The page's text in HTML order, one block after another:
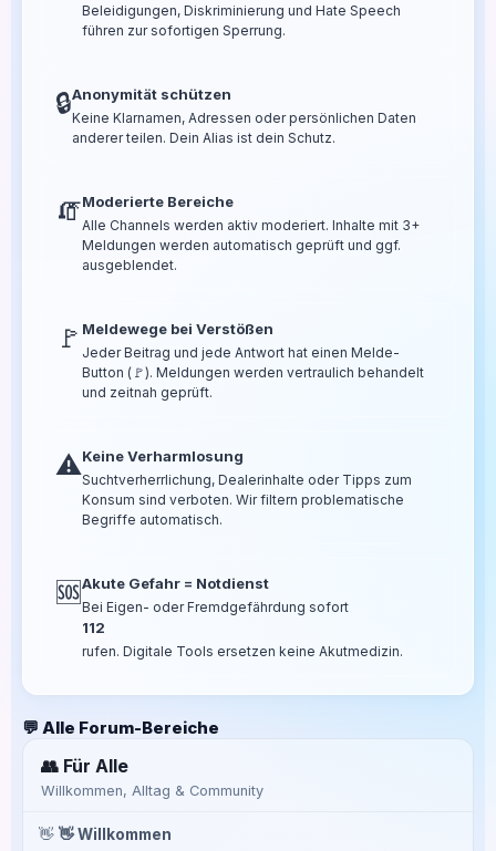
Beleidigungen, Diskriminierung und Hate Speech
führen zur sofortigen Sperrung.
🔒Anonymität schützen
Keine Klarnamen, Adressen oder persönlichen Daten
anderer teilen. Dein Alias ist dein Schutz.
🧯Moderierte Bereiche
Alle Channels werden aktiv moderiert. Inhalte mit 3+
Meldungen werden automatisch geprüft und ggf.
ausgeblendet.
🚩 Meldewege bei Verstößen
Jeder Beitrag und jede Antwort hat einen Melde-
Button (🚩). Meldungen werden vertraulich behandelt
und zeitnah geprüft.
⚠️Keine Verharmlosung
Suchtverherrlichung, Dealerinhalte oder Tipps zum
Konsum sind verboten. Wir filtern problematische
Begriffe automatisch.
🆘Akute Gefahr = Notdienst
Bei Eigen- oder Fremdgefährdung sofort
112
rufen. Digitale Tools ersetzen keine Akutmedizin.
💬 Alle Forum-Bereiche
👥 Für Alle
Willkommen, Alltag & Community
👋 👋 Willkommen